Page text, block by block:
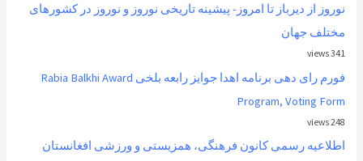
نوروز از ديرباز تا امروز- پیشینه تاریخی نوروز و نوروز در کشورهای
مختلف جهان
341 views
فورم رای دهی برنامه اهدا جوایز رابعه بلخی Rabia Balkhi Award
Program, Voting Form
248 views
اطلاعیه رسمی کانون فرهنگی، همزیستی و ورزشی افغانستان